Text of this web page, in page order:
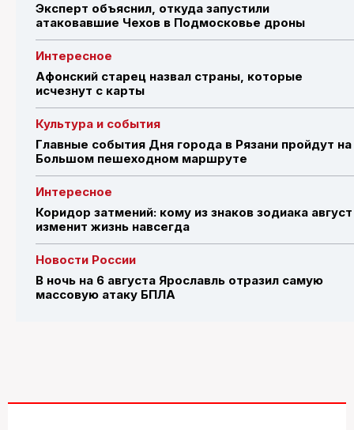
Эксперт объяснил, откуда запустили
атаковавшие Чехов в Подмосковье дроны
Интересное
Афонский старец назвал страны, которые
исчезнут с карты
Культура и события
Главные события Дня города в Рязани пройдут на
Большом пешеходном маршруте
Интересное
Коридор затмений: кому из знаков зодиака август
изменит жизнь навсегда
Новости России
В ночь на 6 августа Ярославль отразил самую
массовую атаку БПЛА